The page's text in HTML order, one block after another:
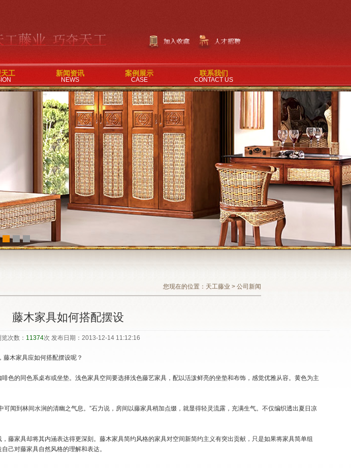
工 新闻资讯
NEWS
案例展示
CASE
联系我们
CONTACT US
3
您现在的位置：天工藤业 > 公司新闻
藤木家具如何搭配摆设
次数： 11374次 发布日期：2013-12-14 11:12:16
木家具应如何搭配摆设呢？
色的同色系桌布或坐垫。浅色家具空间要选择浅色藤艺家具，配以活泼鲜亮的坐垫和布饰，感觉优雅从容。黄色为主
闻到林间水涧的清幽之气息。”石力说，房间以藤家具稍加点缀，就显得轻灵流露，充满生气。不仅编织透出夏日凉
藤家具却将其内涵表达得更深刻。藤木家具简约风格的家具对空间新简约主义有突出贡献，只是如果将家具简单组
己对藤家具自然风格的理解和表达。